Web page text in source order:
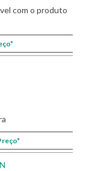
com o produto